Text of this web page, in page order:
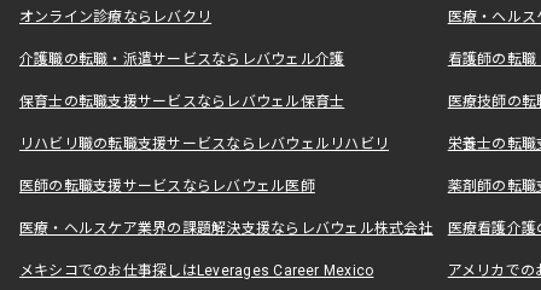
オンライン診療ならレバクリ 医療・ヘル
介護職の転職・派遣サービスならレバウェル介護 看護師の転
保育士の転職支援サービスならレバウェル保育士 医療技師の
リハビリ職の転職支援サービスならレバウェルリハビリ 栄養士の転
医師の転職支援サービスならレバウェル医師 薬剤師の転
医療・ヘルスケア業界の課題解決支援ならレバウェル株式会社 医療看護介
メキシコでのお仕事探しはLeverages Career Mexico アメリカで